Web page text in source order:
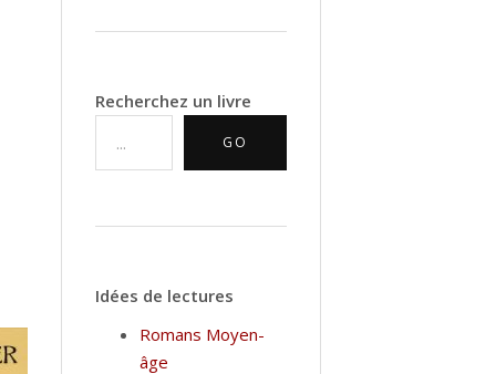
Recherchez un livre
GO
Idées de lectures
Romans Moyen-
âge